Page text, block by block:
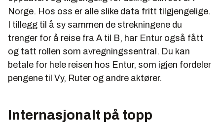
Norge. Hos oss er alle slike data fritt tilgjengelige.
I tillegg til å sy sammen de strekningene du
trenger for å reise fra A til B, har Entur også fått
og tatt rollen som avregningssentral. Du kan
betale for hele reisen hos Entur, som igjen fordeler
pengene til Vy, Ruter og andre aktører.
Internasjonalt på topp